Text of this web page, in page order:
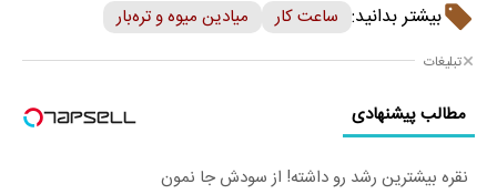
بیشتر بدانید: ساعت کار میادین میوه و تره‌بار
تبلیغات
مطالب پیشنهادی
نقره بیشترین رشد رو داشته! از سودش جا نمون